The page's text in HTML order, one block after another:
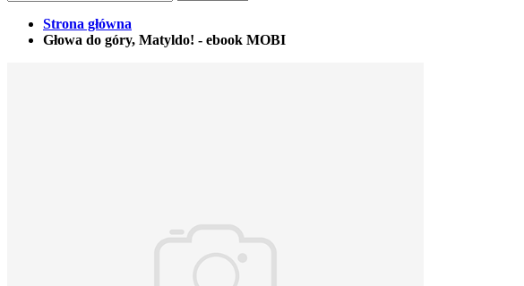
Strona główna
Głowa do góry, Matyldo! - ebook MOBI